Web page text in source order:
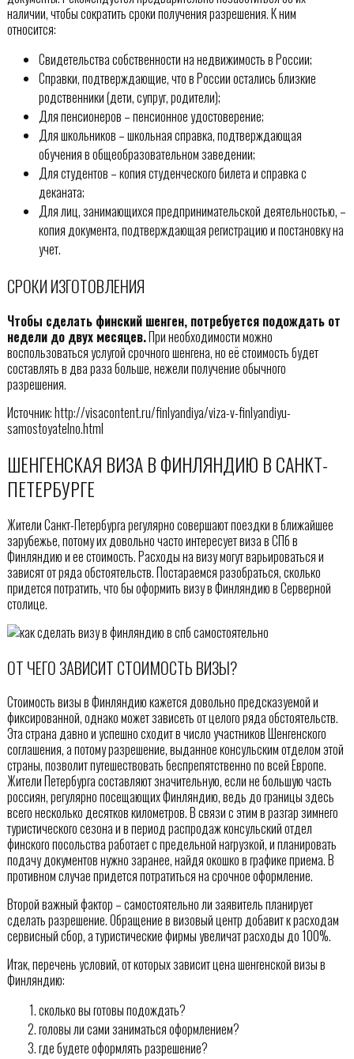
наличии, чтобы сократить сроки получения разрешения. К ним
относится:
Свидетельства собственности на недвижимость в России;
Справки, подтверждающие, что в России остались близкие
родственники (дети, супруг, родители);
Для пенсионеров – пенсионное удостоверение;
Для школьников – школьная справка, подтверждающая
обучения в общеобразовательном заведении;
Для студентов – копия студенческого билета и справка с
деканата;
Для лиц, занимающихся предпринимательской деятельностью, –
копия документа, подтверждающая регистрацию и постановку на
учет.
СРОКИ ИЗГОТОВЛЕНИЯ
Чтобы сделать финский шенген, потребуется подождать от
недели до двух месяцев.При необходимости можно
воспользоваться услугой срочного шенгена, но её стоимость будет
составлять в два раза больше, нежели получение обычного
разрешения.
Источник: http://visacontent.ru/finlyandiya/viza-v-finlyandiyu-
samostoyatelno.html
ШЕНГЕНСКАЯ ВИЗА В ФИНЛЯНДИЮ В САНКТ-
ПЕТЕРБУРГЕ
Жители Санкт-Петербурга регулярно совершают поездки в ближайшее
зарубежье, потому их довольно часто интересует виза в СПб в
Финляндию и ее стоимость. Расходы на визу могут варьироваться и
зависят от ряда обстоятельств. Постараемся разобраться, сколько
придется потратить, что бы оформить визу в Финляндию в Серверной
столице.
ОТ ЧЕГО ЗАВИСИТ СТОИМОСТЬ ВИЗЫ?
Стоимость визы в Финляндию кажется довольно предсказуемой и
фиксированной, однако может зависеть от целого ряда обстоятельств.
Эта страна давно и успешно сходит в число участников Шенгенского
соглашения, а потому разрешение, выданное консульским отделом этой
страны, позволит путешествовать беспрепятственно по всей Европе.
Жители Петербурга составляют значительную, если не большую часть
россиян, регулярно посещающих Финляндию, ведь до границы здесь
всего несколько десятков километров. В связи с этим в разгар зимнего
туристического сезона и в период распродаж консульский отдел
финского посольства работает с предельной нагрузкой, и планировать
подачу документов нужно заранее, найдя окошко в графике приема. В
противном случае придется потратиться на срочное оформление.
Второй важный фактор – самостоятельно ли заявитель планирует
сделать разрешение. Обращение в визовый центр добавит к расходам
сервисный сбор, а туристические фирмы увеличат расходы до 100%.
Итак, перечень условий, от которых зависит цена шенгенской визы в
Финляндию:
сколько вы готовы подождать?
головы ли сами заниматься оформлением?
где будете оформлять разрешение?